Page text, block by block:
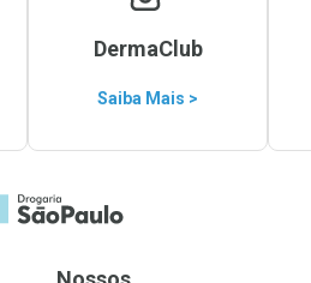
DermaClub
Saiba Mais >
a Home